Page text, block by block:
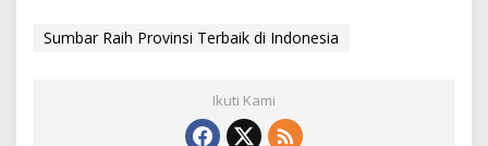
Sumbar Raih Provinsi Terbaik di Indonesia
Ikuti Kami